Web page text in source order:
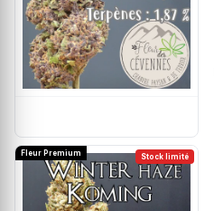
Stock limité
Fleur Premium